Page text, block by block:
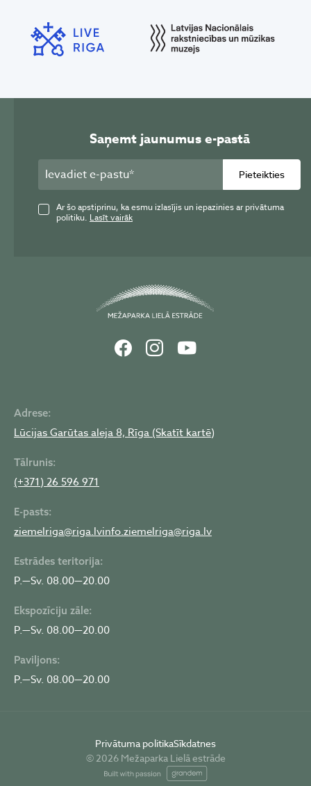
Adrese:
Lūcijas Garūtas aleja 8, Rīga (Skatīt kartē)
Tālrunis:
(+371) 26 596 971
E-pasts:
ziemelriga@riga.lvinfo.ziemelriga@riga.lv
Estrādes teritorija:
P.—Sv. 08.00—20.00
Ekspozīciju zāle:
P.—Sv. 08.00—20.00
Paviljons:
P.—Sv. 08.00—20.00
Saņemt jaunumus e-pastā
Pieteikties
Ar šo apstiprinu, ka esmu izlasījis un iepazinies ar privātuma
politiku. Lasīt vairāk
Privātuma politikaSīkdatnes
© 2026 Mežaparka Lielā estrāde